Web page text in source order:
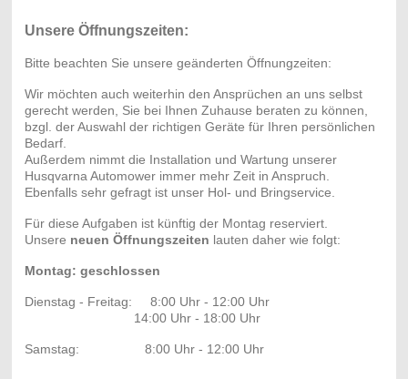
Unsere Öffnungszeiten:
Bitte beachten Sie unsere geänderten Öffnungzeiten:
Wir möchten auch weiterhin den Ansprüchen an uns selbst
gerecht werden, Sie bei Ihnen Zuhause beraten zu können,
bzgl. der Auswahl der richtigen Geräte für Ihren persönlichen
Bedarf.
Außerdem nimmt die Installation und Wartung unserer
Husqvarna Automower immer mehr Zeit in Anspruch.
Ebenfalls sehr gefragt ist unser Hol- und Bringservice.
Für diese Aufgaben ist künftig der Montag reserviert.
Unsere neuen Öffnungszeiten lauten daher wie folgt:
Montag: geschlossen
Dienstag - Freitag: 8:00 Uhr - 12:00 Uhr
14:00 Uhr - 18:00 Uhr
Samstag: 8:00 Uhr - 12:00 Uhr